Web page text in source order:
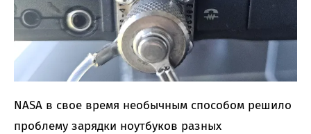
NASA в свое время необычным способом решило
проблему зарядки ноутбуков разных